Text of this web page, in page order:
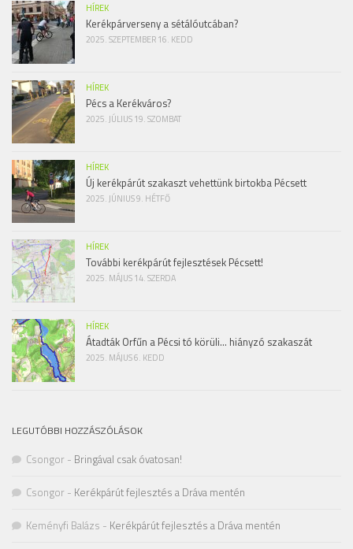
HÍREK
Kerékpárverseny a sétálóutcában?
2025. SZEPTEMBER 16. KEDD
HÍREK
Pécs a Kerékváros?
2025. JÚLIUS 19. SZOMBAT
HÍREK
Új kerékpárút szakaszt vehettünk birtokba Pécsett
2025. JÚNIUS 9. HÉTFŐ
HÍREK
További kerékpárút fejlesztések Pécsett!
2025. MÁJUS 14. SZERDA
HÍREK
Átadták Orfűn a Pécsi tó körüli… hiányzó szakaszát
2025. MÁJUS 6. KEDD
LEGUTÓBBI HOZZÁSZÓLÁSOK
Csongor - Bringával csak óvatosan!
Csongor - Kerékpárút fejlesztés a Dráva mentén
Keményfi Balázs - Kerékpárút fejlesztés a Dráva mentén